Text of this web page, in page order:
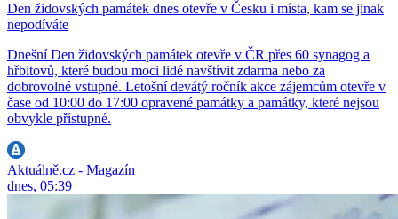
Den židovských památek dnes otevře v Česku i místa, kam se jinak
nepodíváte
Dnešní Den židovských památek otevře v ČR přes 60 synagog a
hřbitovů, které budou moci lidé navštívit zdarma nebo za
dobrovolné vstupné. Letošní devátý ročník akce zájemcům otevře v
čase od 10:00 do 17:00 opravené památky a památky, které nejsou
obvykle přístupné.
Aktuálně.cz - Magazín
dnes, 05:39